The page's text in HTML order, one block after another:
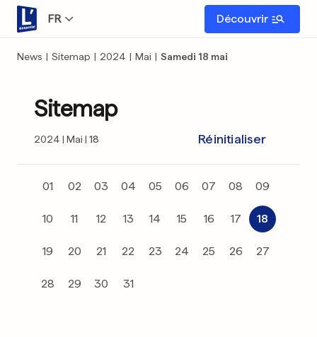
FR Découvrir
News | Sitemap | 2024 | Mai | Samedi 18 mai
Sitemap
2024 Mai 18 Réinitialiser
01 02 03 04 05 06 07 08 09
10 11 12 13 14 15 16 17 18
19 20 21 22 23 24 25 26 27
28 29 30 31